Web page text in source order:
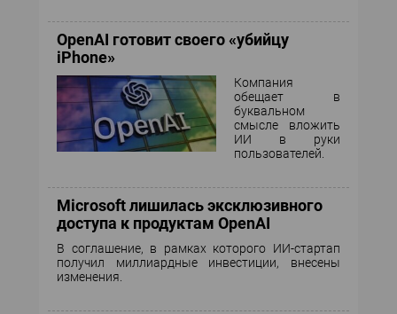
OpenAI готовит своего «убийцу
iPhone»
Компания
обещает в
буквальном
смысле вложить
ИИ в руки
пользователей.
Microsoft лишилась эксклюзивного
доступа к продуктам OpenAI
В соглашение, в рамках которого ИИ-стартап
получил миллиардные инвестиции, внесены
изменения.